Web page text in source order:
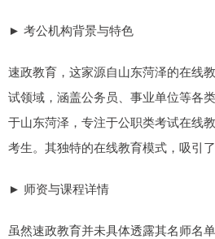
► 考公机构背景与特色
速政教育，这家源自山东菏泽的在线
试领域，涵盖公务员、事业单位等各
于山东菏泽，专注于公职类考试在线
考生。其独特的在线教育模式，吸引了
► 师资与课程详情
虽然速政教育并未具体透露其名师名